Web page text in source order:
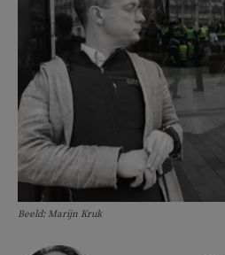
Beeld: Marijn Kruk